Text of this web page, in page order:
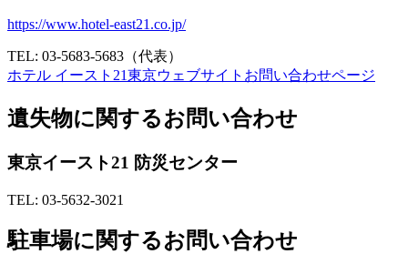
https://www.hotel-east21.co.jp/
TEL: 03-5683-5683（代表）
ホテル イースト21東京ウェブサイトお問い合わせページ
遺失物に関するお問い合わせ
東京イースト21 防災センター
TEL: 03-5632-3021
駐車場に関するお問い合わせ